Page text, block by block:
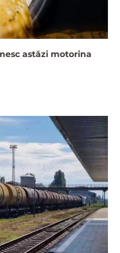
astăzi motorina